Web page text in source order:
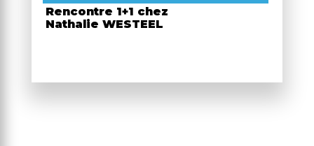
Rencontre 1+1 chez
Nathalie WESTEEL